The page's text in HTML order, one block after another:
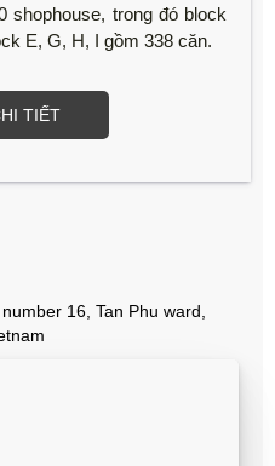
shophouse, trong đó block
E, G, H, I gồm 338 căn.
TIẾT
16, Tan Phu ward,